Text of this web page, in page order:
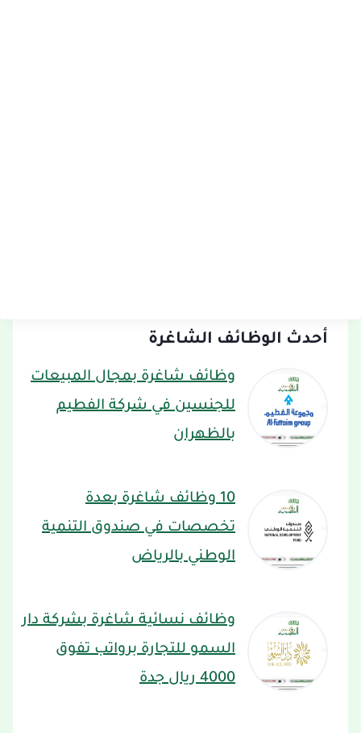
أحدث الوظائف الشاغرة
وظائف شاغرة بمجال المبيعات
للجنسين في شركة الفطيم
بالظهران
10 وظائف شاغرة بعدة
تخصصات في صندوق التنمية
الوطني بالرياض
وظائف نسائية شاغرة بشركة دار
السمو للتجارة برواتب تفوق
4000 ريال جدة